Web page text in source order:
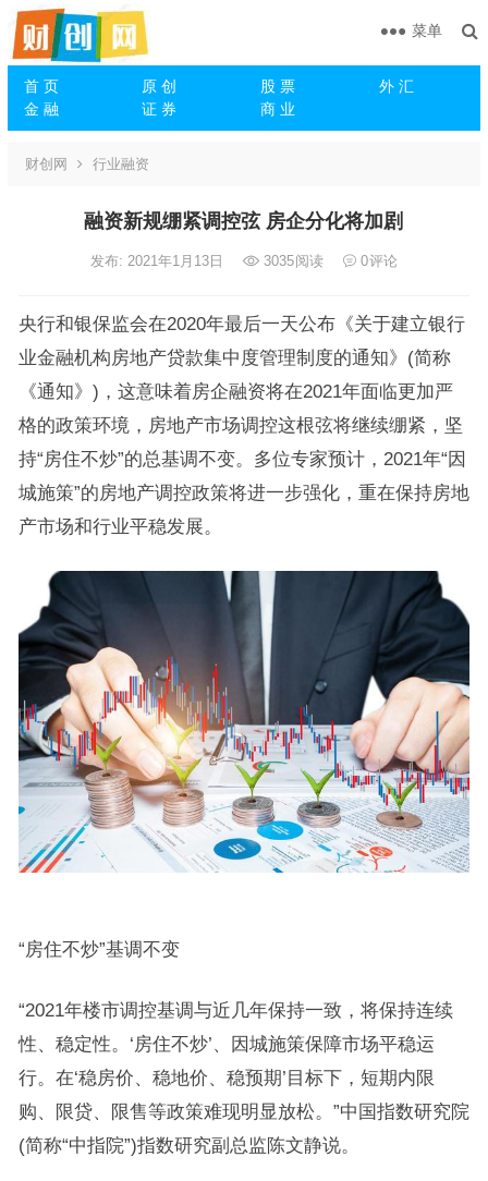
首 页 原 创 股 票
外 汇
金 融
证 券 商 业
菜单
财创网 行业融资
融资新规绷紧调控弦 房企分化将加剧
发布: 2021年1月13日 3035阅读 0评论
央行和银保监会在2020年最后一天公布《关于建立银行
业金融机构房地产贷款集中度管理制度的通知》(简称
《通知》)，这意味着房企融资将在2021年面临更加严
格的政策环境，房地产市场调控这根弦将继续绷紧，坚
持“房住不炒”的总基调不变。多位专家预计，2021年“因
城施策”的房地产调控政策将进一步强化，重在保持房地
产市场和行业平稳发展。
“房住不炒”基调不变
“2021年楼市调控基调与近几年保持一致，将保持连续
性、稳定性。‘房住不炒’、因城施策保障市场平稳运
行。在‘稳房价、稳地价、稳预期’目标下，短期内限
购、限贷、限售等政策难现明显放松。”中国指数研究院
(简称“中指院”)指数研究副总监陈文静说。